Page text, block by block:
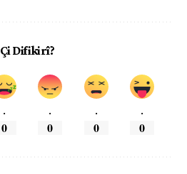
Çi Difikirî?
.
0
.
0
.
0
.
0